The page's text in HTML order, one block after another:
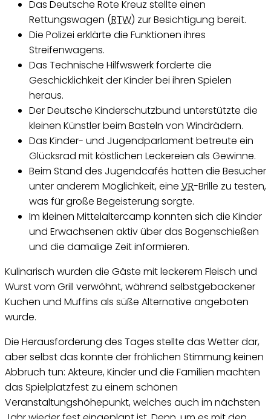
Das Deutsche Rote Kreuz stellte einen
Rettungswagen (RTW) zur Besichtigung bereit.
Die Polizei erklärte die Funktionen ihres
Streifenwagens.
Das Technische Hilfwswerk forderte die
Geschicklichkeit der Kinder bei ihren Spielen
heraus.
Der Deutsche Kinderschutzbund unterstützte die
kleinen Künstler beim Basteln von Windrädern.
Das Kinder- und Jugendparlament betreute ein
Glücksrad mit köstlichen Leckereien als Gewinne.
Beim Stand des Jugendcafés hatten die Besucher
unter anderem Möglichkeit, eine VR-Brille zu testen,
was für große Begeisterung sorgte.
Im kleinen Mittelaltercamp konnten sich die Kinder
und Erwachsenen aktiv über das Bogenschießen
und die damalige Zeit informieren.
Kulinarisch wurden die Gäste mit leckerem Fleisch und
Wurst vom Grill verwöhnt, während selbstgebackener
Kuchen und Muffins als süße Alternative angeboten
wurde.
Die Herausforderung des Tages stellte das Wetter dar,
aber selbst das konnte der fröhlichen Stimmung keinen
Abbruch tun: Akteure, Kinder und die Familien machten
das Spielplatzfest zu einem schönen
Veranstaltungshöhepunkt, welches auch im nächsten